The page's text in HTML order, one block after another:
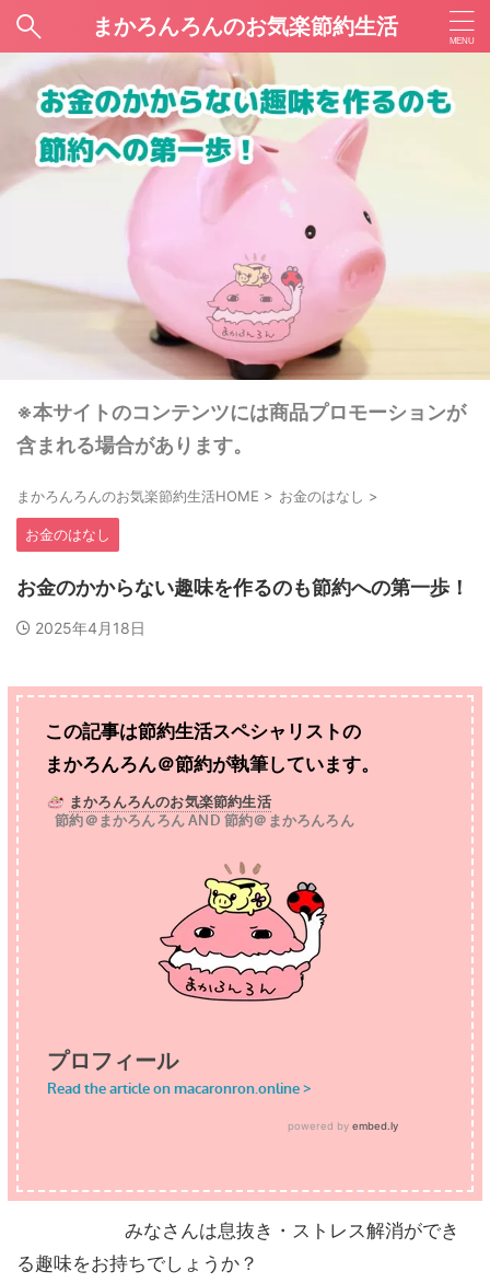
まかろんろんのお気楽節約生活
※本サイトのコンテンツには商品プロモーションが
含まれる場合があります。
まかろんろんのお気楽節約生活HOME > お金のはなし >
お金のはなし
お金のかからない趣味を作るのも節約への第一歩！
2025年4月18日
この記事は節約生活スペシャリストの
まかろんろん＠節約が執筆しています。
みなさんは息抜き・ストレス解消ができ
る趣味をお持ちでしょうか？